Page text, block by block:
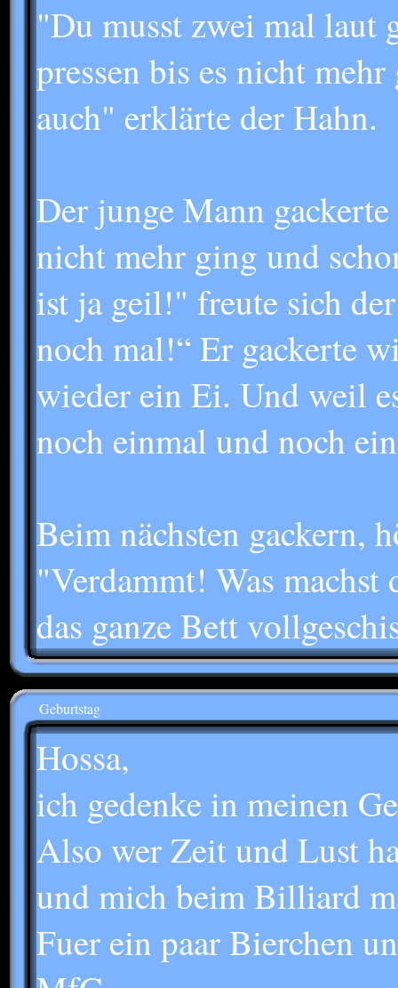
"Du musst zwei mal laut
pressen bis es nicht
auch" erklärte der Hahn.
Der junge Mann
nicht mehr ging und
ist ja geil!" freute sich
noch mal!“ Er gackerte
wieder ein Ei. Und weil
noch einmal und noch
Beim nächsten gackern,
"Verdammt! Was
das ganze Bett
Geburtstag
Hossa,
ich gedenke in meinen
Also wer Zeit und Lust
und mich beim Billiard
Fuer ein paar Bierchen